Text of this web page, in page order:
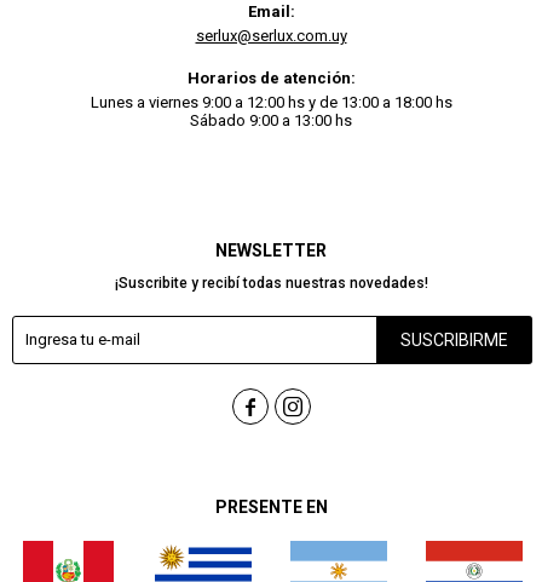
PRESENTE EN
NEWSLETTER
¡Suscribite y recibí todas nuestras novedades!
SUSCRIBIRME
 
Email:
serlux@serlux.com.uy
Horarios de atención:
Lunes a viernes 9:00 a 12:00 hs y de 13:00 a 18:00 hs
Sábado 9:00 a 13:00 hs